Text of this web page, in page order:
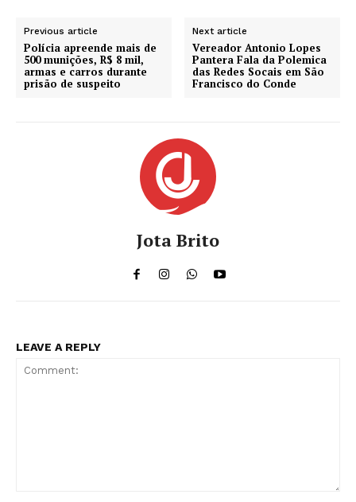
Previous article
Polícia apreende mais de
500 munições, R$ 8 mil,
armas e carros durante
prisão de suspeito
Next article
Vereador Antonio Lopes
Pantera Fala da Polemica
das Redes Socais em São
Francisco do Conde
Jota Brito
LEAVE A REPLY